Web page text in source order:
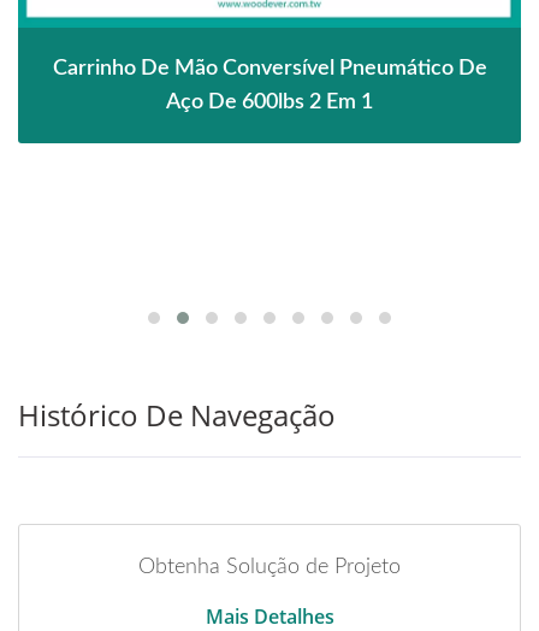
Carrinho De Mão Conversível Pneumático De
Aço De 600lbs 2 Em 1
Histórico De Navegação
Obtenha Solução de Projeto
Mais Detalhes